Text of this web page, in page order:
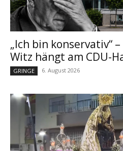
„Ich bin konservativ“
Witz hängt am CDU-
GRINGE 6. August 2026